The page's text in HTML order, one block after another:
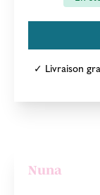
✓ Livraison
Nuna